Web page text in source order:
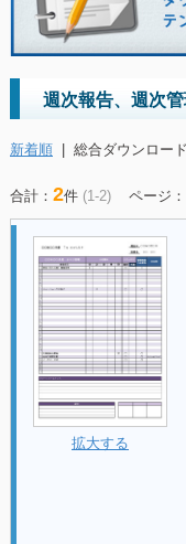
週次報告、週次
新着順 | 総合ダウンロー
合計： 2件 (1-2) ページ：
拡大する